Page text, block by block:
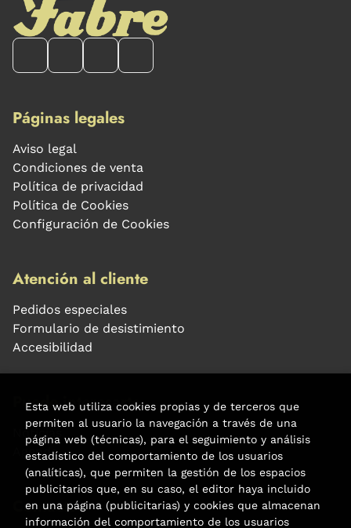
Páginas legales
Aviso legal
Condiciones de venta
Política de privacidad
Política de Cookies
Configuración de Cookies
Atención al cliente
Pedidos especiales
Formulario de desistimiento
Accesibilidad
Puede interesarte
Noticias
Agenda
Contacto
Esta web utiliza cookies propias y de terceros que
permiten al usuario la navegación a través de una
página web (técnicas), para el seguimiento y análisis
estadístico del comportamiento de los usuarios
(analíticas), que permiten la gestión de los espacios
publicitarios que, en su caso, el editor haya incluido
en una página (publicitarias) y cookies que almacenan
información del comportamiento de los usuarios